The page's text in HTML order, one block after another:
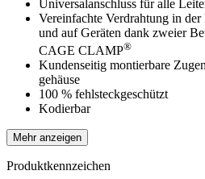
Universalanschluss für alle
Vereinfachte Verdrahtung in
und auf Geräten dank zweier
CAGE CLAMP®
Kundenseitig montierbare
gehäuse
100 % fehlsteckgeschützt
Kodierbar
Mehr anzeigen
Produktkennzeichen